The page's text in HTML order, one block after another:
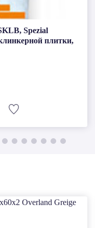
Spezial
плитки,